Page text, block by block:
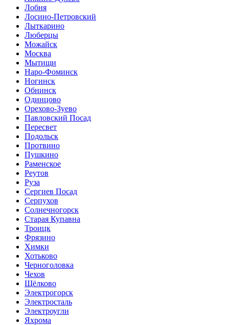
Лобня
Лосино-Петровский
Лыткарино
Люберцы
Можайск
Москва
Мытищи
Наро-Фоминск
Ногинск
Обнинск
Одинцово
Орехово-Зуево
Павловский Посад
Пересвет
Подольск
Протвино
Пушкино
Раменское
Реутов
Руза
Сергиев Посад
Серпухов
Солнечногорск
Старая Купавна
Троицк
Фрязино
Химки
Хотьково
Черноголовка
Чехов
Щёлково
Электрогорск
Электросталь
Электроугли
Яхрома